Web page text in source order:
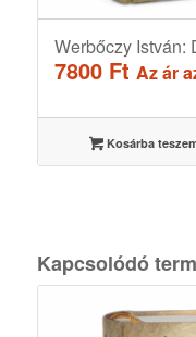
Werbőczy István:
7800 Ft Az ár
Kosárba
Kapcsolódó